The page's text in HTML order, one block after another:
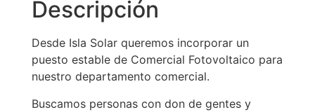
Descripción
Desde Isla Solar queremos incorporar un
puesto estable de Comercial Fotovoltaico para
nuestro departamento comercial.
Buscamos personas con don de gentes y